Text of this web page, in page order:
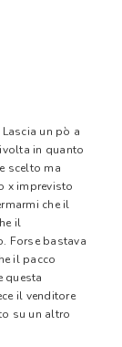
un pò a
in quanto
scelto ma
x imprevisto
che il
il
Forse bastava
il pacco
questa
il venditore
su un altro